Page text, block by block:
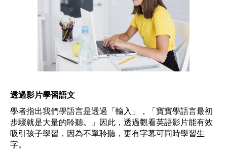
透過影片學習語文
學者指出我們學語言是透過「輸入」，「寶寶學語言最初
步驟就是大量的聆聽。」因此，透過觀看英語影片能有效
吸引孩子學習，因為不單聆聽，更有字幕可同時學習生
字。